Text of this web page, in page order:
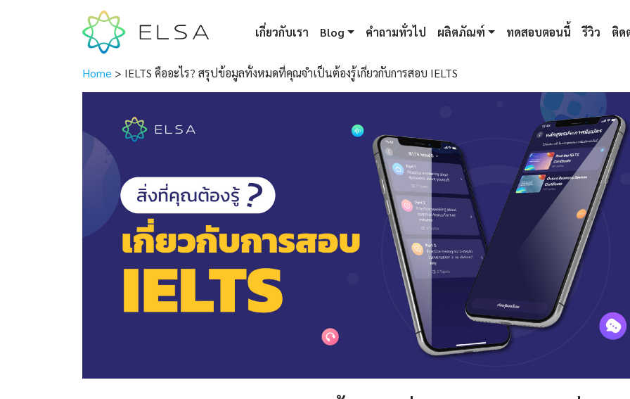
เกี่ยวกับเรา Blog คำถามทั่วไป ผลิตภัณฑ์ ทดสอบตอนนี้ รีวิว ติด
Home > IELTS คืออะไร? สรุปข้อมูลทั้งหมดที่คุณจำเป็นต้องรู้เกี่ยวกับการสอบ IELTS